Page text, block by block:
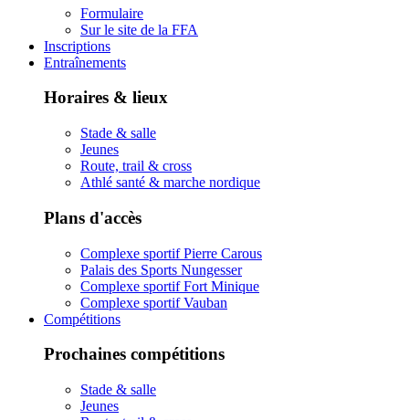
Formulaire
Sur le site de la FFA
Inscriptions
Entraînements
Horaires & lieux
Stade & salle
Jeunes
Route, trail & cross
Athlé santé & marche nordique
Plans d'accès
Complexe sportif Pierre Carous
Palais des Sports Nungesser
Complexe sportif Fort Minique
Complexe sportif Vauban
Compétitions
Prochaines compétitions
Stade & salle
Jeunes